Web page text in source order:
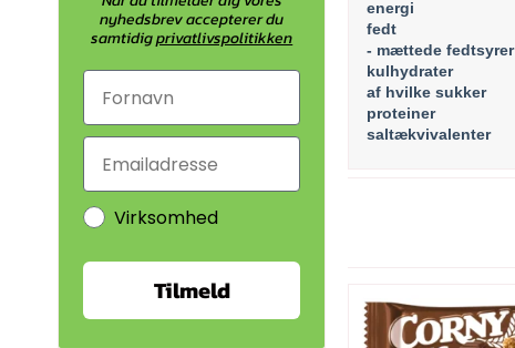
nyhedsbrev accepterer du
samtidigprivatlivspolitikken
Virksomhed
Tilmeld
energi
fedt
- mættede fedtsyrer
kulhydrater
af hvilke sukker
proteiner
saltækvivalenter